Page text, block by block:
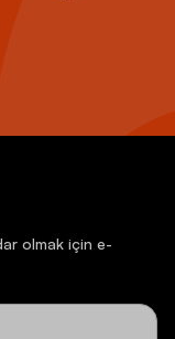
olmak için e-